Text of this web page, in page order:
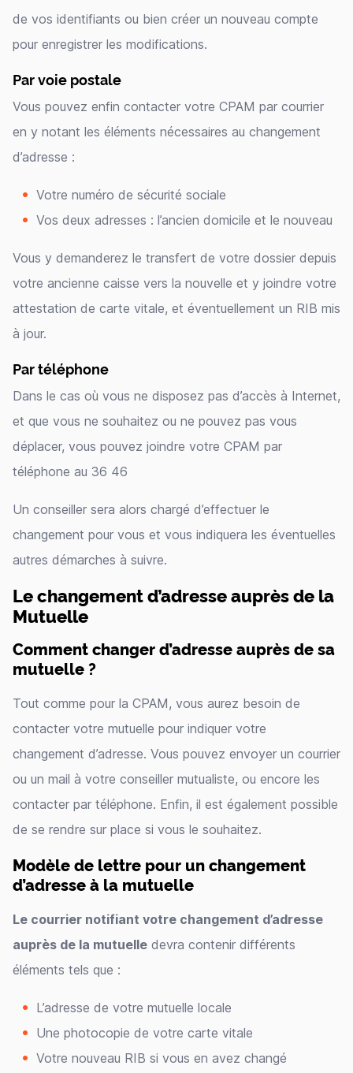
de vos identifiants ou bien créer un nouveau compte
pour enregistrer les modifications.
Par voie postale
Vous pouvez enfin contacter votre CPAM par courrier
en y notant les éléments nécessaires au changement
d’adresse :
Votre numéro de sécurité sociale
Vos deux adresses : l’ancien domicile et le nouveau
Vous y demanderez le transfert de votre dossier depuis
votre ancienne caisse vers la nouvelle et y joindre votre
attestation de carte vitale, et éventuellement un RIB mis
à jour.
Par téléphone
Dans le cas où vous ne disposez pas d’accès à Internet,
et que vous ne souhaitez ou ne pouvez pas vous
déplacer, vous pouvez joindre votre CPAM par
téléphone au 36 46
Un conseiller sera alors chargé d’effectuer le
changement pour vous et vous indiquera les éventuelles
autres démarches à suivre.
Le changement d’adresse auprès de la
Mutuelle
Comment changer d’adresse auprès de sa
mutuelle ?
Tout comme pour la CPAM, vous aurez besoin de
contacter votre mutuelle pour indiquer votre
changement d’adresse. Vous pouvez envoyer un courrier
ou un mail à votre conseiller mutualiste, ou encore les
contacter par téléphone. Enfin, il est également possible
de se rendre sur place si vous le souhaitez.
Modèle de lettre pour un changement
d’adresse à la mutuelle
Le courrier notifiant votre changement d’adresse
auprès de la mutuelle devra contenir différents
éléments tels que :
L’adresse de votre mutuelle locale
Une photocopie de votre carte vitale
Votre nouveau RIB si vous en avez changé